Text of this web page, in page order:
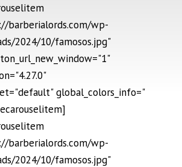
barberialords.com/wp-
2024/10/famosos.jpg"
global_colors_info="
barberialords.com/wp-
2024/10/famosos.jpg"